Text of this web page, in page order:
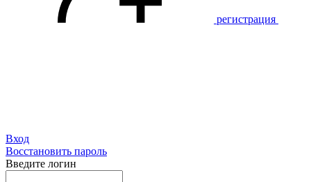
регистрация
Вход
Восстановить пароль
Введите логин